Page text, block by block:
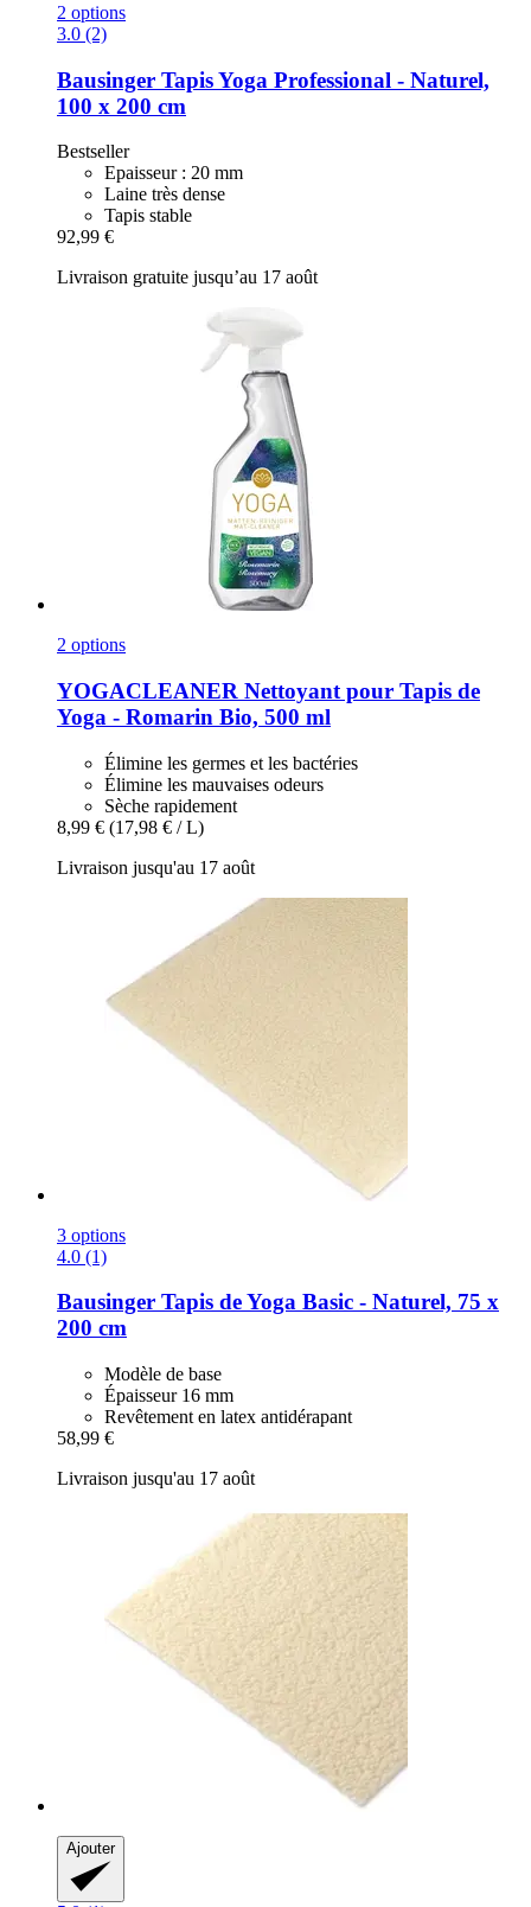
2 options
3.0 (2)
Bausinger Tapis Yoga Professional -​ Naturel,
100 x 200 cm
Bestseller
Epaisseur : 20 mm
Laine très dense
Tapis stable
92,99 €
Livraison gratuite jusqu’au 17 août
2 options
YOGACLEANER Nettoyant pour Tapis de
Yoga -​ Romarin Bio, 500 ml
Élimine les germes et les bactéries
Élimine les mauvaises odeurs
Sèche rapidement
8,99 € (17,98 € / L)
Livraison jusqu'au 17 août
3 options
4.0 (1)
Bausinger Tapis de Yoga Basic -​ Naturel, 75 x
200 cm
Modèle de base
Épaisseur 16 mm
Revêtement en latex antidérapant
58,99 €
Livraison jusqu'au 17 août
Ajouter